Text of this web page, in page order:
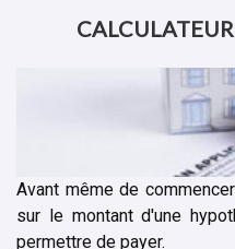
Avant même de
sur le montant d'une
permettre de payer.